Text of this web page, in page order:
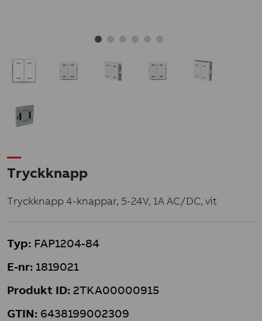
Tryckknapp
Tryckknapp 4-knappar, 5-24V, 1A AC/DC, vit
Typ: FAP1204-84
E-nr: 1819021
Produkt ID: 2TKA00000915
GTIN: 6438199002309